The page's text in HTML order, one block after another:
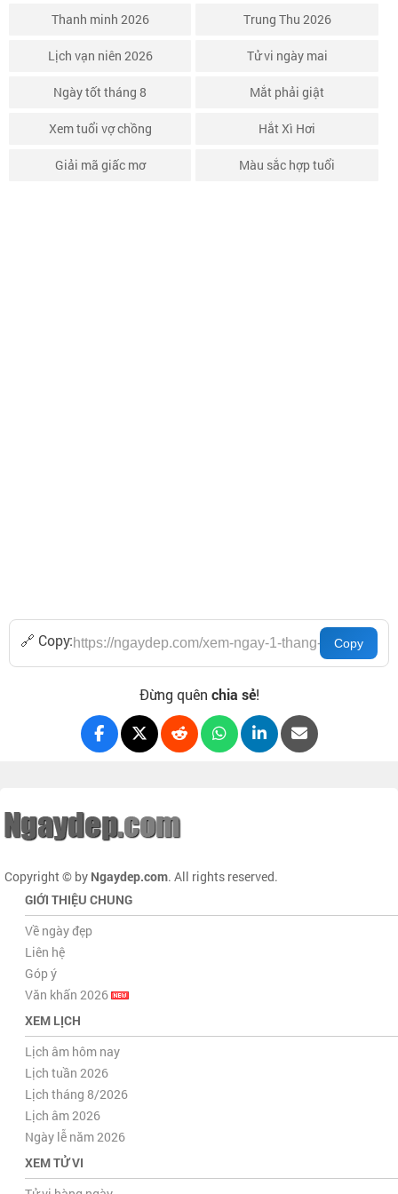
Thanh minh 2026 Trung Thu 2026
Lịch vạn niên 2026 Tử vi ngày mai
Ngày tốt tháng 8 Mắt phải giật
Xem tuổi vợ chồng Hắt Xì Hơi
Giải mã giấc mơ Màu sắc hợp tuổi
🔗 Copy:
Đừng quên chia sẻ!
Copyright © by Ngaydep.com. All rights reserved.
GIỚI THIỆU CHUNG
Về ngày đẹp
Liên hệ
Góp ý
Văn khấn 2026
XEM LỊCH
Lịch âm hôm nay
Lịch tuần 2026
Lịch tháng 8/2026
Lịch âm 2026
Ngày lễ năm 2026
XEM TỬ VI